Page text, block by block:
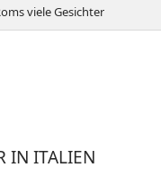
viele Gesichter
IN ITALIEN